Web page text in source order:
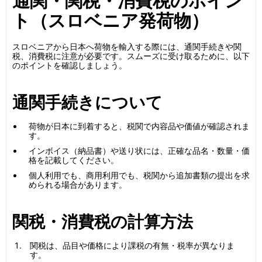
ト（スロベニア発荷物）
スロベニアから日本へ荷物を輸入する際には、通関手続きや関
税、消費税に注意が必要です。スムーズに受け取るために、以下
のポイントを確認しましょう。
通関手続きについて
荷物が日本に到着すると、税関で内容品や価値が確認されま
す。
インボイス（納品書）や送り状には、正確な品名・数量・価
格を記載してください。
個人利用でも、商用利用でも、税関から追加書類の提出を求
められる場合があります。
関税・消費税の計算方法
関税は、品目や価格により課税の有無・税率が異なりま
す。